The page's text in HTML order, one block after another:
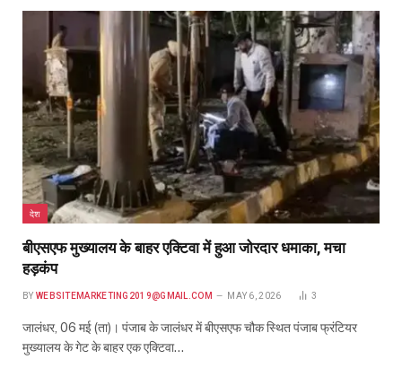
देश
बीएसएफ मुख्यालय के बाहर एक्टिवा में हुआ जोरदार धमाका, मचा
हड़कंप
BY WEBSITEMARKETING2019@GMAIL.COM MAY 6, 2026 3
जालंधर, 06 मई (ता)। पंजाब के जालंधर में बीएसएफ चौक स्थित पंजाब फ्रंटियर
मुख्यालय के गेट के बाहर एक एक्टिवा…